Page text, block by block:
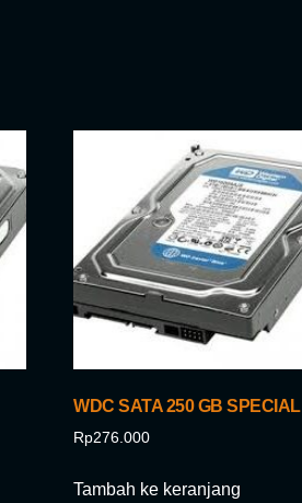
WDC SATA 250 GB SPECIAL
Rp276.000
Tambah ke keranjang